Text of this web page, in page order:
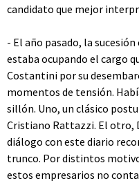
candidato que mejor
- El año pasado, la
estaba ocupando el cargo
Costantini por su
momentos de tensión.
sillón. Uno, un clásico
Cristiano Rattazzi. El otro,
diálogo con este diario
trunco. Por distintos
estos empresarios no